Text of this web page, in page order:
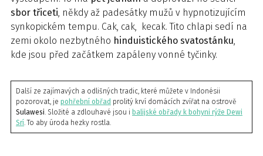
sbor třiceti, někdy až padesátky mužů v hypnotizujícím
synkopickém tempu. Cak, cak, kecak. Tito chlapi sedí na
zemi okolo nezbytného hinduistického svatostánku,
kde jsou před začátkem zapáleny vonné tyčinky.
Další ze zajímavých a odlišných tradic, které můžete v Indonésii
pozorovat, je pohřební obřad prolitý krví domácích zvířat na ostrově
Sulawesi. Složité a zdlouhavé jsou i balijské obřady k bohyni rýže Dewi
Srí. To aby úroda hezky rostla.